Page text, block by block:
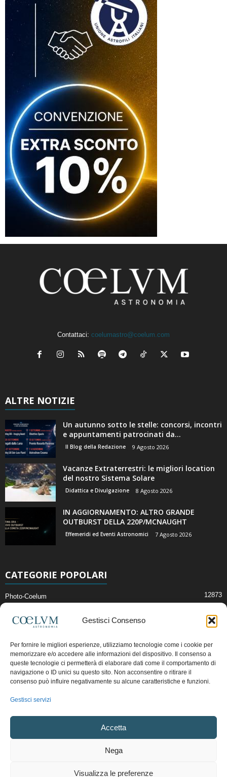
Gestisci Consenso
Per fornire le migliori esperienze, utilizziamo tecnologie come i cookie per
memorizzare e/o accedere alle informazioni del dispositivo. Il consenso a
queste tecnologie ci permetterà di elaborare dati come il comportamento di
navigazione o ID unici su questo sito. Non acconsentire o ritirare il
consenso può influire negativamente su alcune caratteristiche e funzioni.
Gestisci servizi
Accetta
Nega
Visualizza le preferenze
Contattaci: coelumastro@coelum.com
ALTRE NOTIZIE
Un autunno sotto le stelle: concorsi, incontri
e appuntamenti patrocinati da...
Il Blog della Redazione 9 Agosto 2026
Vacanze Extraterrestri: le migliori location
del nostro Sistema Solare
Didattica e Divulgazione 8 Agosto 2026
IN AGGIORNAMENTO: ALTRO GRANDE
OUTBURST DELLA 220P/MCNAUGHT
Effemeridi ed Eventi Astronomici 7 Agosto 2026
CATEGORIE POPOLARI
Photo-Coelum 12873
News di Astronomia 2412
Cielo del Mese
Astronomia, Astrofisica e Cosmologia
Articoli e Risorse On-Line
Copyright © 1997 - 2024 vietata la riproduzione.
Termini e Condizioni di Vendita